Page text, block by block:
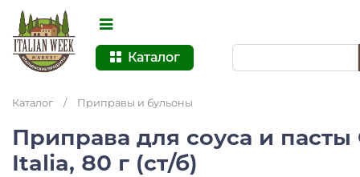
Каталог
Каталог / Приправы и бульоны
Приправа для соуса и пасты
Italia, 80 г (ст/б)